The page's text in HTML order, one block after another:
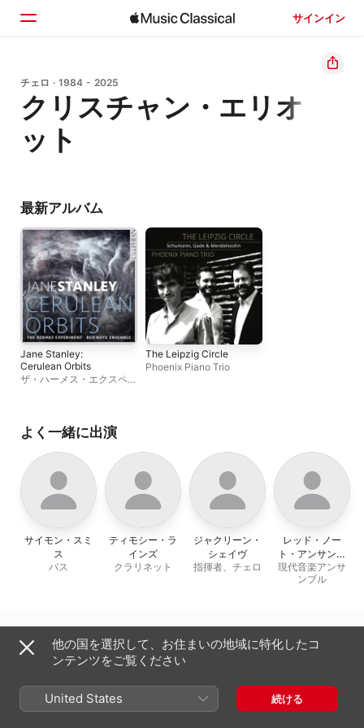
サインイン
ホーム
見つける
検索
チェロ · 1984 - 2025
クリスチャン・エリオ
ット
最新アルバム
Jane Stanley:
Cerulean Orbits
ザ・ハーメス・エクスペリ
The Leipzig Circle
Phoenix Piano Trio
よく一緒に出演
サイモン・スミ
ス
バス
ティモシー・ラ
インズ
クラリネット
ジャクリーン・
シェイヴ
指揮者、チェロ
レッド・ノー
ト・アンサンブ
ル
現代音楽アンサ
ンブル
Copyright © 2026 Apple Inc. All rights reserved.
Cookieに関する警告
フィードバック
他の国を選択して、お住まいの地域に特化したコ
ンテンツをご覧ください
United States 続ける